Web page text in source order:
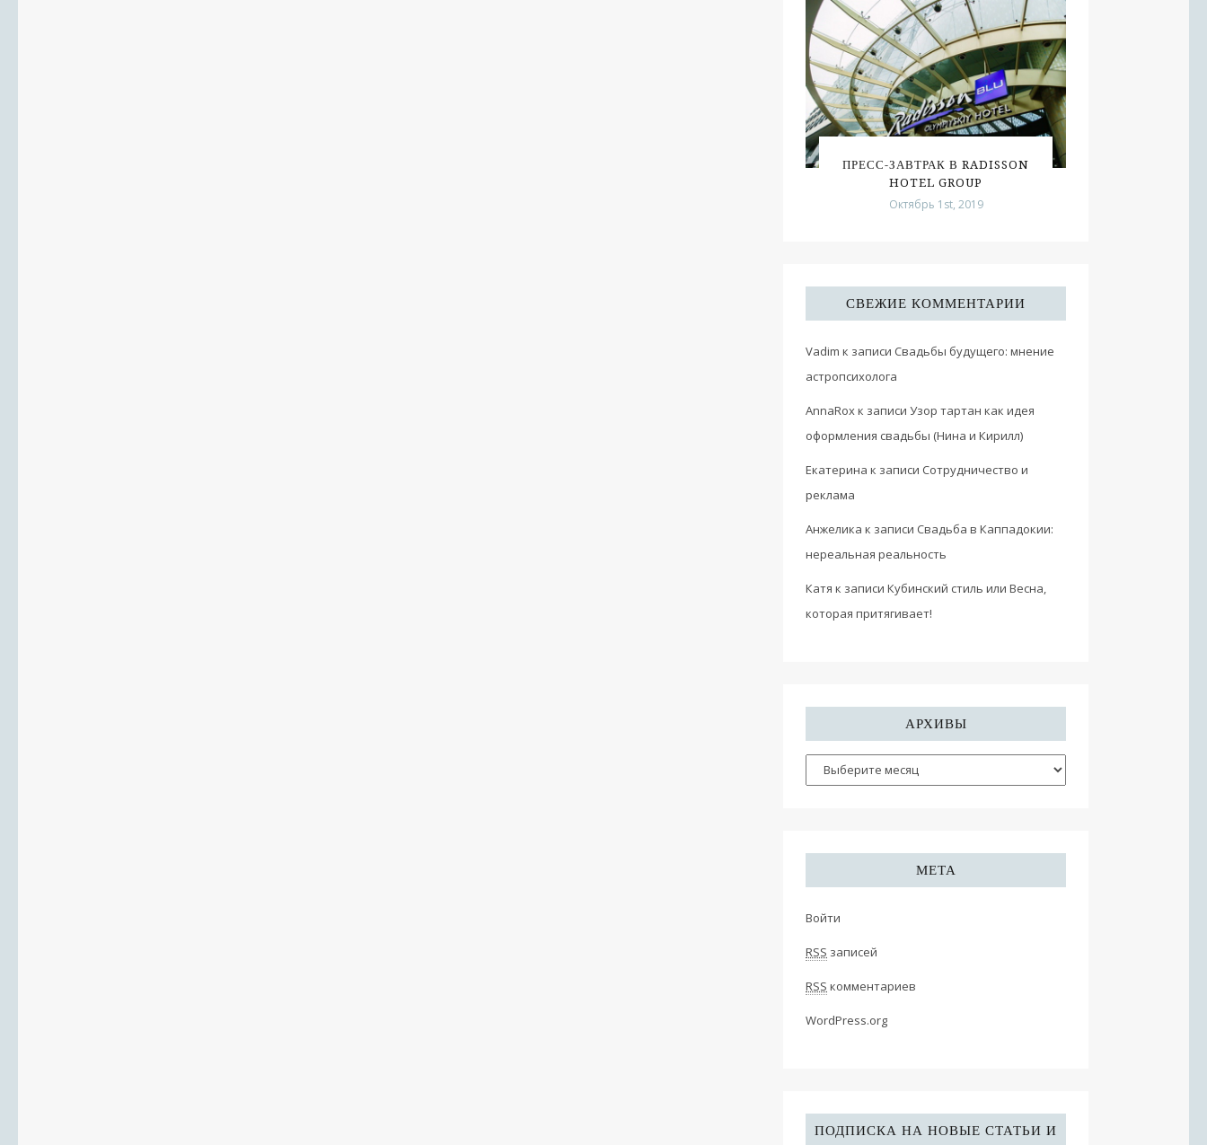
ПРЕСС-ЗАВТРАК В RADISSON
HOTEL GROUP
Октябрь 1st, 2019
СВЕЖИЕ КОММЕНТАРИИ
Vadim к записи Свадьбы будущего: мнение
астропсихолога
AnnaRoxк записи Узор тартан как идея
оформления свадьбы (Нина и Кирилл)
Екатерина к записи Сотрудничество и
реклама
Анжелика к записи Свадьба в Каппадокии:
нереальная реальность
Катя к записи Кубинский стиль или Весна,
которая притягивает!
АРХИВЫ
МЕТА
Войти
RSS записей
RSS комментариев
WordPress.org
ПОДПИСКА НА НОВЫЕ СТАТЬИ И